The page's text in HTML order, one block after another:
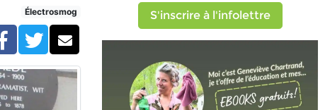
et de la radiothérapie
Électrosmog
Facebook
TwitterCourriel
S'inscrire à l'infolettre